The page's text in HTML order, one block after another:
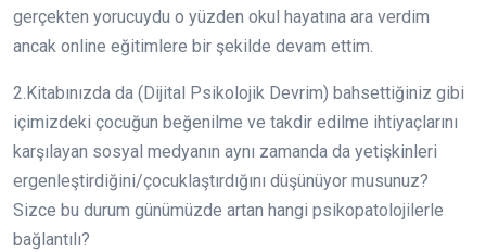
gerçekten yorucuydu o yüzden okul hayatına ara verdim
ancak online eğitimlere bir şekilde devam ettim.
2.Kitabınızda da (Dijital Psikolojik Devrim) bahsettiğiniz gibi
içimizdeki çocuğun beğenilme ve takdir edilme ihtiyaçlarını
karşılayan sosyal medyanın aynı zamanda da yetişkinleri
ergenleştirdiğini/çocuklaştırdığını düşünüyor musunuz?
Sizce bu durum günümüzde artan hangi psikopatolojilerle
bağlantılı?